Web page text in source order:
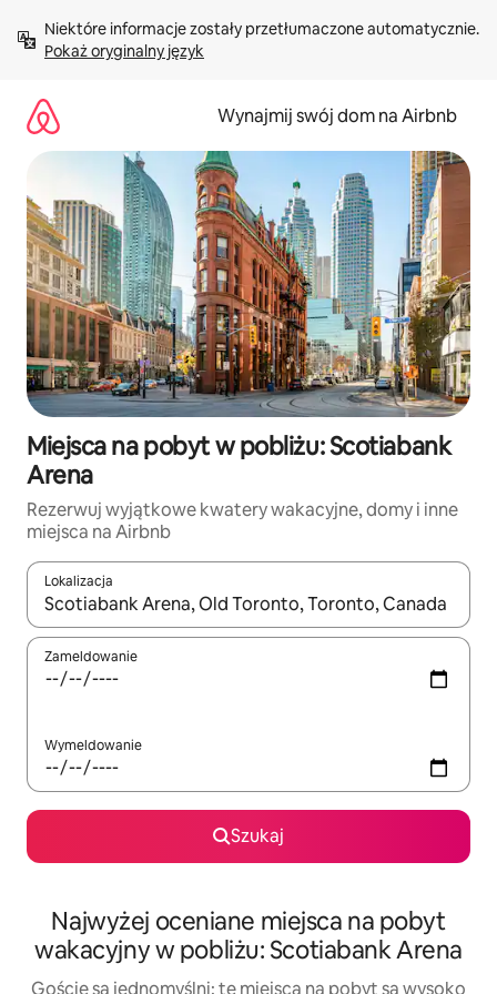
treści Pokaż oryginalny język
Wynajmij swój dom na Airbnb
Miejsca na pobyt w pobliżu: Scotiabank
Arena
Rezerwuj wyjątkowe kwatery wakacyjne, domy i inne
miejsca na Airbnb
Lokalizacja
Gdy wyniki będą dostępne, możesz poruszać się po nich za
Zameldowanie
Wymeldowanie
Szukaj
Najwyżej oceniane miejsca na pobyt
wakacyjny w pobliżu: Scotiabank Arena
Goście są jednomyślni: te miejsca na pobyt są wysoko